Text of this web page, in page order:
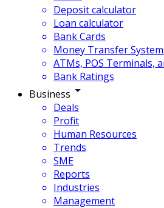
Deposit calculator
Loan calculator
Bank Cards
Money Transfer
ATMs, POS Terminals,
Bank Ratings
Business
Deals
Profit
Human Resources
Trends
SME
Reports
Industries
Management